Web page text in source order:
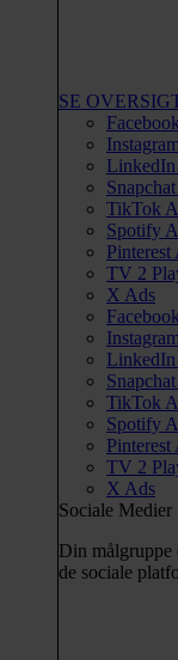
SE
TikTok
Spotify
Pinterest
TV 2
X Ads
TikTok
Spotify
Pinterest
TV 2
X Ads
Sociale Medier
Din målgruppe
de sociale